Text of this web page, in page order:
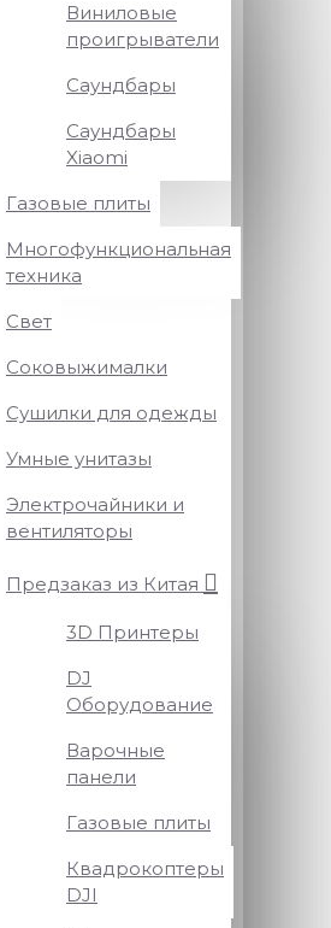
Виниловые
проигрыватели
Саундбары
Саундбары
Xiaomi
Газовые плиты
Многофункциональная
техника
Свет
Соковыжималки
Сушилки для одежды
Умные унитазы
Электрочайники и
вентиляторы
Предзаказ из Китая
3D Принтеры
DJ
Оборудование
Варочные
панели
Газовые плиты
Квадрокоптеры
DJI